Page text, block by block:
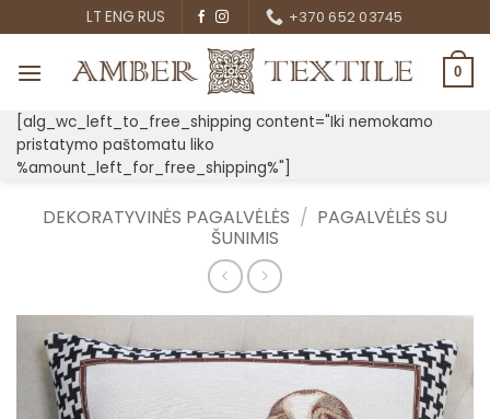
to
content
LT ENG RUS +370 652 03745
0
[alg_wc_left_to_free_shipping content="Iki nemokamo
pristatymo paštomatu liko
%amount_left_for_free_shipping%"]
DEKORATYVINĖS PAGALVĖLĖS / PAGALVĖLĖS SU
ŠUNIMIS